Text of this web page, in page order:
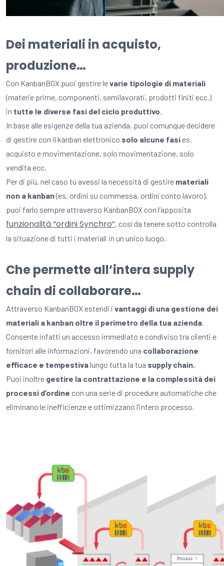
Dei materiali in acquisto,
produzione…
Con KanbanBOX puoi gestire levarie tipologie di materiali
(materie prime, componenti, semilavorati, prodotti finiti ecc.)
in tutte le diverse fasi del ciclo produttivo.
In base alle esigenze della tua azienda, puoi comunque decidere
di gestire con il kanban elettronico solo alcune fasies.
acquisto e movimentazione, solo movimentazione, solo
vendita ecc.
Per di più, nel caso tu avessi la necessità di gestire materiali
non a kanban(es. ordini su commessa, ordini conto lavoro),
puoi farlo sempre attraverso KanbanBOX con l’apposita
funzionalità “ordini Synchro”, così da tenere sotto controlla
la situazione di tutti i materiali in un unico luogo.
Che permette all’intera supply
chain di collaborare…
Attraverso KanbanBOX estendi i vantaggi di una gestione dei
materiali a kanban oltre il perimetro della tua azienda.
Consente infatti un accesso immediato e condiviso tra clienti e
fornitori alle informazioni, favorendo una collaborazione
efficace e tempestivalungo tutta la tua supply chain.
Puoi inoltre gestire la contrattazione e la complessità dei
processi d’ordine con una serie di procedure automatiche che
eliminano le inefficienze e ottimizzano l’intero processo.